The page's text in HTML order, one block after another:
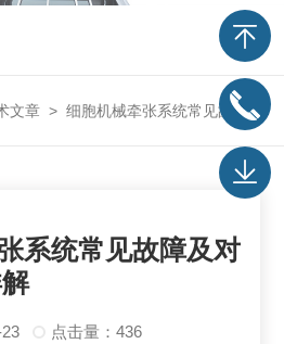
文章 > 细胞机械牵张系统常见故障及对应解决策略详解
系统常见故障及对
点击量：436